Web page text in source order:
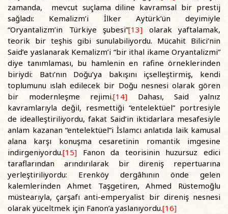
zamanda, mevcut suçlama diline kavramsal bir prestij
sağladı: Kemalizm’i İlker Aytürk’ün deyimiyle
“Oryantalizm’in Türkiye şubesi”[13] olarak yaftalamak,
teorik bir teşhis gibi sunulabiliyordu. Mücahit Bilici’nin
Said’e yaslanarak Kemalizm’i “bir ithal ikame Oryantalizmi”
diye tanımlaması, bu hamlenin en rafine örneklerinden
biriydi: Batı’nın Doğu’ya bakışını içselleştirmiş, kendi
toplumunu ıslah edilecek bir Doğu nesnesi olarak gören
bir modernleşme rejimi.[14] Dahası, Said yalnız
kavramlarıyla değil, resmettiği “entelektüel” portresiyle
de idealleştiriliyordu, fakat Said’in iktidarlara mesafesiyle
anlam kazanan “entelektüel”i İslamcı anlatıda laik kamusal
alana karşı konuşma cesaretinin romantik imgesine
indirgeniyordu.[15] Fanon da teorisinin huzursuz edici
taraflarından arındırılarak bir direniş repertuarına
yerleştiriliyordu: Erenköy dergâhının önde gelen
kalemlerinden Ahmet Taşgetiren, Ahmed Rüstemoğlu
müstearıyla, çarşafı anti-emperyalist bir direniş nesnesi
olarak yüceltmek için Fanon’a yaslanıyordu.[16]